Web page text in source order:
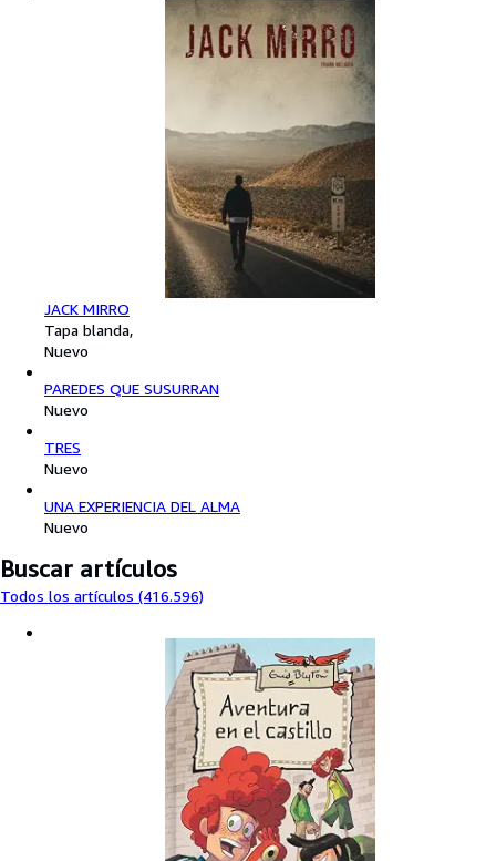
JACK MIRRO
Tapa blanda
Nuevo
PAREDES QUE SUSURRAN
Nuevo
TRES
Nuevo
UNA EXPERIENCIA DEL ALMA
Nuevo
Buscar artículos
Todos los artículos (416.596)